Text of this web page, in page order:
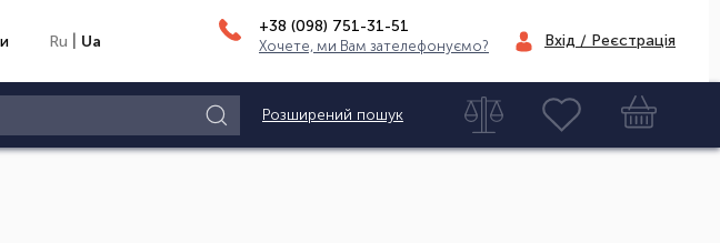
Ru Ua
+38 (098) 751-31-51
Хочете, ми Вам зателефонуємо? Вхід / Реєстрація
Розширений пошук